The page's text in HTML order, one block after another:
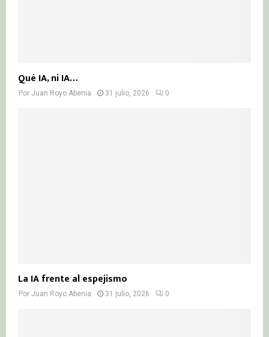
Qué IA, ni IA…
Por Juan Royo Abenia 31 julio, 2026 0
La IA frente al espejismo
Por Juan Royo Abenia 31 julio, 2026 0